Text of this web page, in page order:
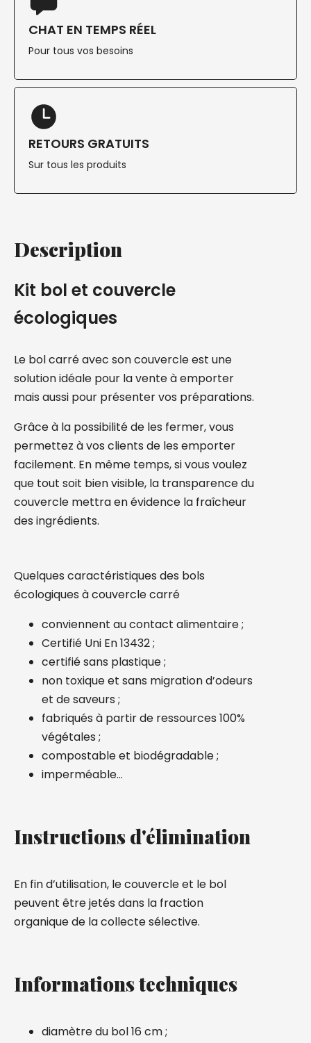
CHAT EN TEMPS RÉEL
Pour tous vos besoins
RETOURS GRATUITS
Sur tous les produits
Description
Kit bol et couvercle
écologiques
Le bol carré avec son couvercle est une
solution idéale pour la vente à emporter
mais aussi pour présenter vos préparations.
Grâce à la possibilité de les fermer, vous
permettez à vos clients de les emporter
facilement. En même temps, si vous voulez
que tout soit bien visible, la transparence du
couvercle mettra en évidence la fraîcheur
des ingrédients.
Quelques caractéristiques des bols
écologiques à couvercle carré
conviennent au contact alimentaire ;
Certifié Uni En 13432 ;
certifié sans plastique ;
non toxique et sans migration d’odeurs
et de saveurs ;
fabriqués à partir de ressources 100%
végétales ;
compostable et biodégradable ;
imperméable…
Instructions d'élimination
En fin d’utilisation, le couvercle et le bol
peuvent être jetés dans la fraction
organique de la collecte sélective.
Informations techniques
diamètre du bol 16 cm ;